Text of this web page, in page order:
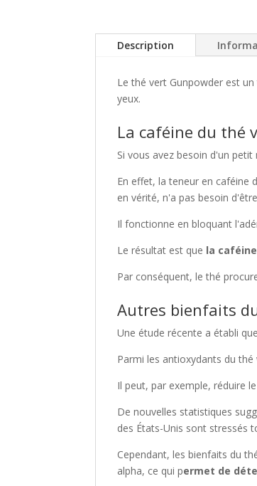
Description
Le thé vert Gunpowder est
yeux.
La caféine du thé
Si vous avez besoin d'un
En effet, la teneur en caféine
en vérité, n'a pas besoin
Il fonctionne en bloquant
Le résultat est que la
Par conséquent, le thé
Autres bienfaits
Une étude récente a établi
Parmi les antioxydants du
Il peut, par exemple, réduire
De nouvelles statistiques
des États-Unis sont stressés
Cependant, les bienfaits du
alpha, ce qui permet de